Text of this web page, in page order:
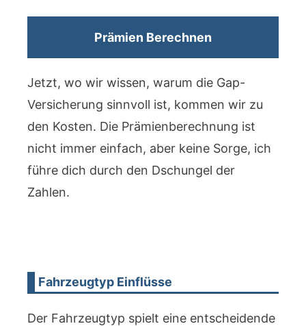
Prämien Berechnen
Jetzt, wo wir wissen, warum die Gap-
Versicherung sinnvoll ist, kommen wir zu
den Kosten. Die Prämienberechnung ist
nicht immer einfach, aber keine Sorge, ich
führe dich durch den Dschungel der
Zahlen.
Fahrzeugtyp Einflüsse
Der Fahrzeugtyp spielt eine entscheidende